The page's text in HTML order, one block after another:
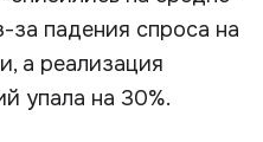
за падения спроса на
а реализация
упала на 30%.